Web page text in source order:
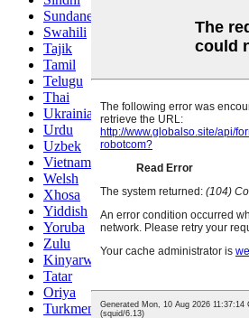
Sundanese
Swahili
Tajik
Tamil
Telugu
Thai
Ukrainian
Urdu
Uzbek
Vietnamese
Welsh
Xhosa
Yiddish
Yoruba
Zulu
Kinyarwanda
Tatar
Oriya
Turkmen